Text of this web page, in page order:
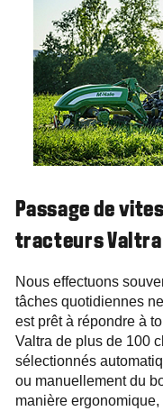
Passage de
tracteurs Valtra
Nous effectuons
tâches quotidiennes
est prêt à répondre à
Valtra de plus de 100
sélectionnés
ou manuellement du
manière